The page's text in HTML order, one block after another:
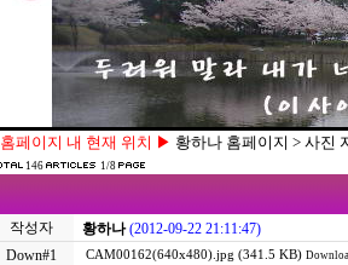
홈페이지 내 현재 위치 ▶ 황하나 홈페이지 > 사진
146 1/8
작성자 황하나 (2012-09-22 21:11:47)
Down#1
CAM00162(640x480).jpg (341.5 KB)